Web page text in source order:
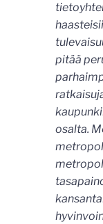
pitää
osalta.